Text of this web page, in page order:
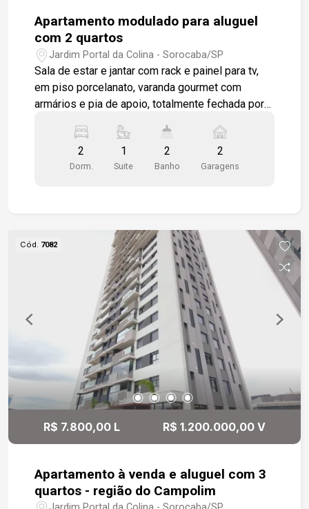
Apartamento modulado para aluguel
com 2 quartos
Jardim Portal da Colina - Sorocaba/SP
Sala de estar e jantar com rack e painel para tv,
em piso porcelanato, varanda gourmet com
armários e pia de apoio, totalmente fechada por
sala, lavanderia com varanda técnica, 2 quartos 1
sendo suíte, todos com modulados e piso em
laminado, wc social, banheiros com box em vidro,
Fitness, espaço massagem , playground, espaço
gourmet, quadra poliesportiva, horta, Pet place,
salão de jogos, salão de festas, Piscina Adulto e
2
Dorm.
1
Suite
2
Banho
2
Garagens
Cód. 7082
R$ 7.800,00 L R$ 1.200.000,00 V
Apartamento à venda e aluguel com 3
quartos - região do Campolim